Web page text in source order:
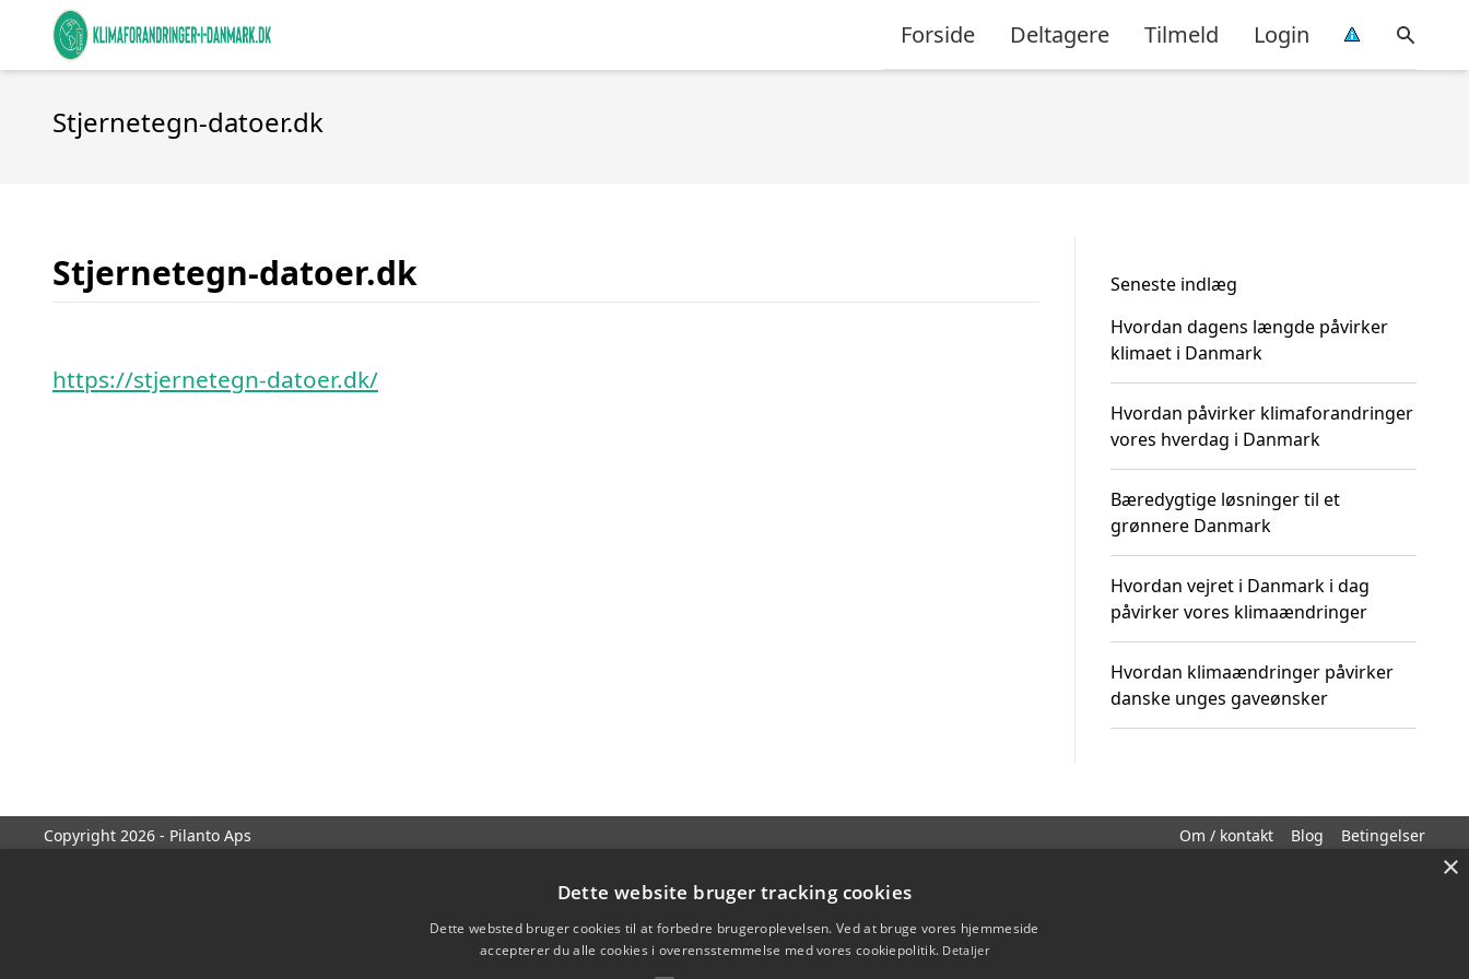
Forside Deltagere Tilmeld Login
Stjernetegn-datoer.dk
Stjernetegn-datoer.dk
https://stjernetegn-datoer.dk/
Seneste indlæg
Hvordan dagens længde påvirker
klimaet i Danmark
Hvordan påvirker klimaforandringer
vores hverdag i Danmark
Bæredygtige løsninger til et
grønnere Danmark
Hvordan vejret i Danmark i dag
påvirker vores klimaændringer
Hvordan klimaændringer påvirker
danske unges gaveønsker
Copyright 2026 - Pilanto Aps Om / kontakt Blog Betingelser
×
Dette website bruger tracking cookies
Dette websted bruger cookies til at forbedre brugeroplevelsen. Ved at bruge vores hjemmeside
accepterer du alle cookies i overensstemmelse med vores cookiepolitik. Detaljer